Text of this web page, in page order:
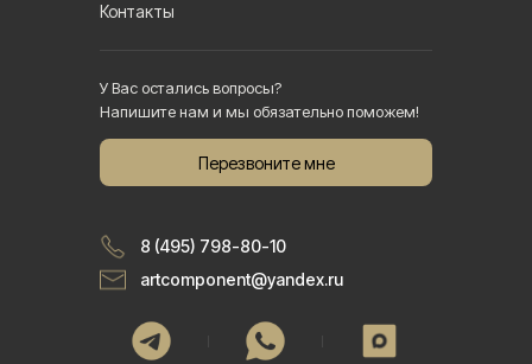
Контакты
Перезвоните мне
У Вас остались вопросы?
Напишите нам и мы обязательно поможем!
8 (495) 798-80-10
artcomponent@yandex.ru